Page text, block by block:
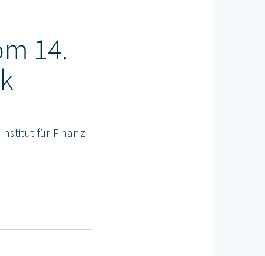
14.
für Finanz-